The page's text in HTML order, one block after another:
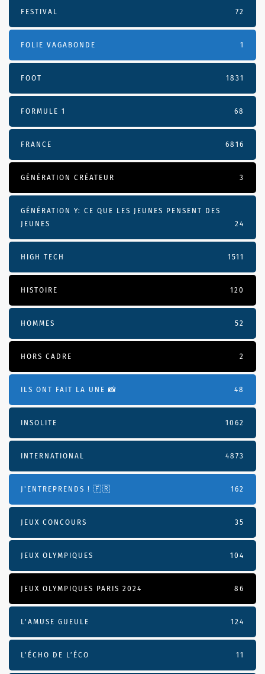
FESTIVAL 72
FOLIE VAGABONDE 1
FOOT 1831
FORMULE 1 68
FRANCE 6816
GÉNÉRATION CRÉATEUR 3
GÉNÉRATION Y: CE QUE LES JEUNES PENSENT DES
JEUNES
24
HIGH TECH 1511
HISTOIRE 120
HOMMES 52
HORS CADRE 2
ILS ONT FAIT LA UNE 📸 48
INSOLITE 1062
INTERNATIONAL 4873
J'ENTREPRENDS ! 🇫🇷 162
JEUX CONCOURS 35
JEUX OLYMPIQUES 104
JEUX OLYMPIQUES PARIS 2024 86
L'AMUSE GUEULE 124
L’ÉCHO DE L’ÉCO 11